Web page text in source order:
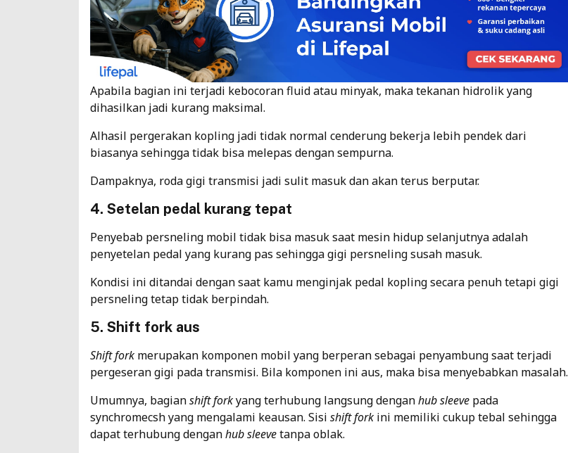
Apabila bagian ini terjadi kebocoran fluid atau minyak, maka tekanan hidrolik yang
dihasilkan jadi kurang maksimal.
Alhasil pergerakan kopling jadi tidak normal cenderung bekerja lebih pendek dari
biasanya sehingga tidak bisa melepas dengan sempurna.
Dampaknya, roda gigi transmisi jadi sulit masuk dan akan terus berputar.
4. Setelan pedal kurang tepat
Penyebab persneling mobil tidak bisa masuk saat mesin hidup selanjutnya adalah
penyetelan pedal yang kurang pas sehingga gigi persneling susah masuk.
Kondisi ini ditandai dengan saat kamu menginjak pedal kopling secara penuh tetapi gigi
persneling tetap tidak berpindah.
5. Shift fork aus
Shift fork merupakan komponen mobil yang berperan sebagai penyambung saat terjadi
pergeseran gigi pada transmisi. Bila komponen ini aus, maka bisa menyebabkan masalah.
Umumnya, bagianshift forkyang terhubung langsung denganhub sleeve pada
synchromecsh yang mengalami keausan. Sisi shift fork ini memiliki cukup tebal sehingga
dapat terhubung denganhub sleevetanpa oblak.